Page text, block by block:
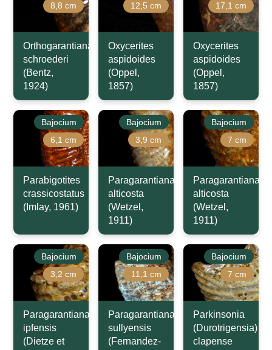
8,8 cm
Orthogarantiana
schroederi
(Bentz,
1924)
12,5 cm
Oxycerites
aspidoides
(Oppel,
1857)
17,1 cm
Oxycerites
aspidoides
(Oppel,
1857)
Bajocium
6,1 cm
Parabigotites
crassicostatus
(Imlay, 1961)
Bajocium
3,9 cm
Paragarantiana
alticosta
(Wetzel,
1911)
Bajocium
7 cm
Paragarantiana
alticosta
(Wetzel,
1911)
Bajocium
3,2 cm
Paragarantiana
ipfensis
(Dietze et
Bajocium
11,1 cm
Paragarantiana
sullyensis
(Fernandez-
Bajocium
7 cm
Parkinsonia
(Durotrigensia)
clapense